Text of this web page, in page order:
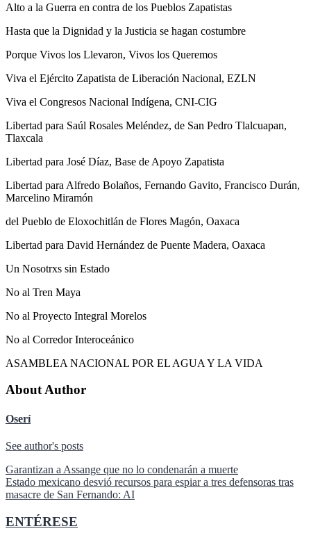
Alto a la Guerra en contra de los Pueblos Zapatistas
Hasta que la Dignidad y la Justicia se hagan costumbre
Porque Vivos los Llevaron, Vivos los Queremos
Viva el Ejército Zapatista de Liberación Nacional, EZLN
Viva el Congresos Nacional Indígena, CNI-CIG
Libertad para Saúl Rosales Meléndez, de San Pedro Tlalcuapan,
Tlaxcala
Libertad para José Díaz, Base de Apoyo Zapatista
Libertad para Alfredo Bolaños, Fernando Gavito, Francisco Durán,
Marcelino Miramón
del Pueblo de Eloxochitlán de Flores Magón, Oaxaca
Libertad para David Hernández de Puente Madera, Oaxaca
Un Nosotrxs sin Estado
No al Tren Maya
No al Proyecto Integral Morelos
No al Corredor Interoceánico
ASAMBLEA NACIONAL POR EL AGUA Y LA VIDA
About Author
Oserí
See author's posts
Navegación
de
Garantizan a Assange que no lo condenarán a muerte
Estado mexicano desvió recursos para espiar a tres defensoras tras
masacre de San Fernando: AI
ENTÉRESE